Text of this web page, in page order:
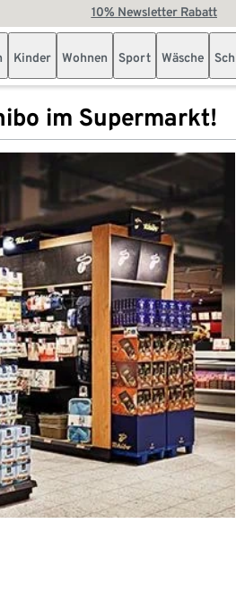
10% Newsletter Rabatt
Kinder Wohnen Sport Wäsche
im Supermarkt!